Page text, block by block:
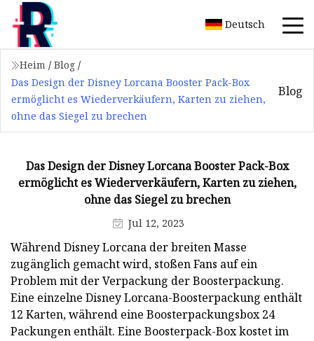
Deutsch
Heim / Blog /
Das Design der Disney Lorcana Booster Pack-Box
ermöglicht es Wiederverkäufern, Karten zu ziehen,
ohne das Siegel zu brechen
Blog
Das Design der Disney Lorcana Booster Pack-Box
ermöglicht es Wiederverkäufern, Karten zu ziehen,
ohne das Siegel zu brechen
Jul 12, 2023
Während Disney Lorcana der breiten Masse
zugänglich gemacht wird, stoßen Fans auf ein
Problem mit der Verpackung der Boosterpackung.
Eine einzelne Disney Lorcana-Boosterpackung enthält
12 Karten, während eine Boosterpackungsbox 24
Packungen enthält. Eine Boosterpack-Box kostet im